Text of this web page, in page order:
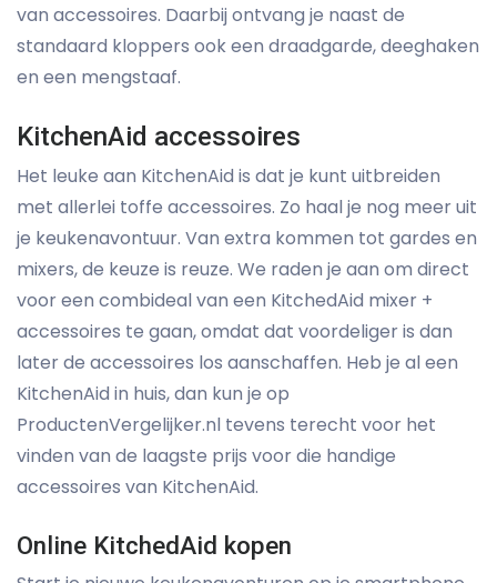
van accessoires. Daarbij ontvang je naast de
standaard kloppers ook een draadgarde, deeghaken
en een mengstaaf.
KitchenAid accessoires
Het leuke aan KitchenAid is dat je kunt uitbreiden
met allerlei toffe accessoires. Zo haal je nog meer uit
je keukenavontuur. Van extra kommen tot gardes en
mixers, de keuze is reuze. We raden je aan om direct
voor een combideal van een KitchedAid mixer +
accessoires te gaan, omdat dat voordeliger is dan
later de accessoires los aanschaffen. Heb je al een
KitchenAid in huis, dan kun je op
ProductenVergelijker.nl tevens terecht voor het
vinden van de laagste prijs voor die handige
accessoires van KitchenAid.
Online KitchedAid kopen